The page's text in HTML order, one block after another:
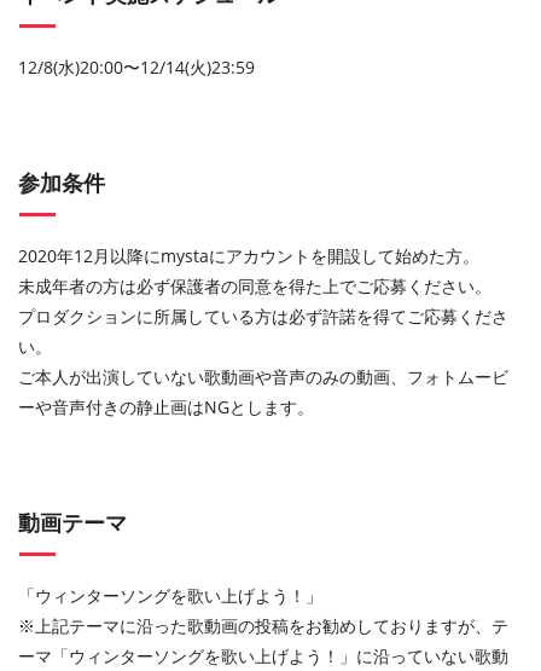
12/8(水)20:00〜12/14(火)23:59
参加条件
2020年12月以降にmystaにアカウントを開設して始めた方。
未成年者の方は必ず保護者の同意を得た上でご応募ください。
プロダクションに所属している方は必ず許諾を得てご応募くださ
い。
ご本人が出演していない歌動画や音声のみの動画、フォトムービ
ーや音声付きの静止画はNGとします。
動画テーマ
「ウィンターソングを歌い上げよう！」
※上記テーマに沿った歌動画の投稿をお勧めしておりますが、テ
ーマ「ウィンターソングを歌い上げよう！」に沿っていない歌動